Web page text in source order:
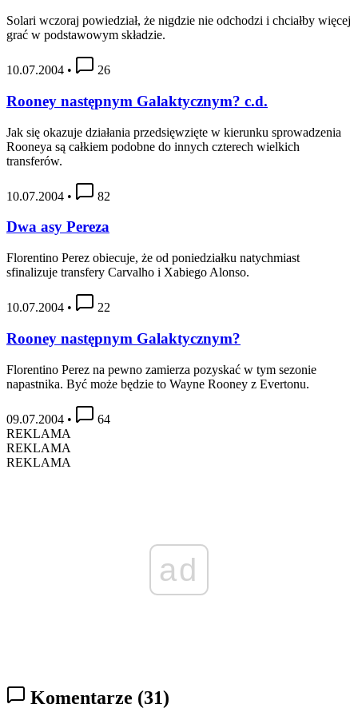
Solari wczoraj powiedział, że nigdzie nie odchodzi i chciałby więcej
grać w podstawowym składzie.
10.07.2004 • 26
Rooney następnym Galaktycznym? c.d.
Jak się okazuje działania przedsięwzięte w kierunku sprowadzenia
Rooneya są całkiem podobne do innych czterech wielkich
transferów.
10.07.2004 • 82
Dwa asy Pereza
Florentino Perez obiecuje, że od poniedziałku natychmiast
sfinalizuje transfery Carvalho i Xabiego Alonso.
10.07.2004 • 22
Rooney następnym Galaktycznym?
Florentino Perez na pewno zamierza pozyskać w tym sezonie
napastnika. Być może będzie to Wayne Rooney z Evertonu.
09.07.2004 •
64
REKLAMA
REKLAMA
REKLAMA
ad
Komentarze (31)